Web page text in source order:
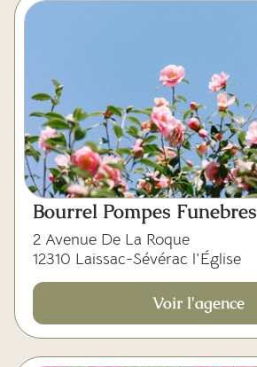
Bourrel Pompes Funebres
2 Avenue De La Roque
12310 Laissac-Sévérac l'Église
Voir l'agence